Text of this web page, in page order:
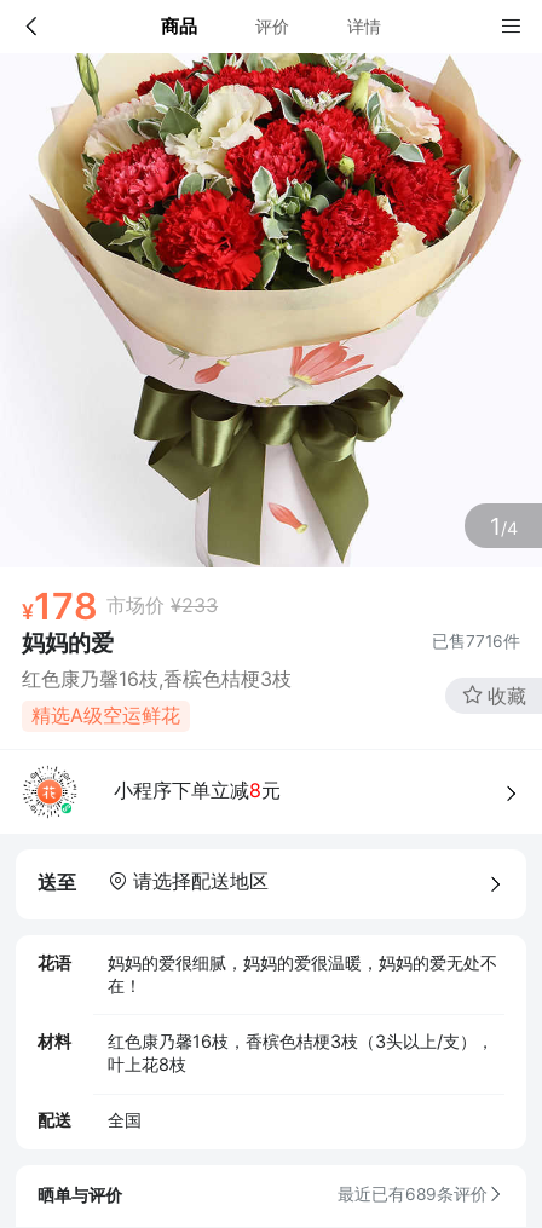
商品 评价 详情
1/4
178 市场价 ¥233
妈妈的爱 已售7716件
红色康乃馨16枝,香槟色桔梗3枝
精选A级空运鲜花
收藏
小程序下单立减8元
送至 请选择配送地区
花语
妈妈的爱很细腻，妈妈的爱很温暖，妈妈的爱无处不
在！
材料
红色康乃馨16枝，香槟色桔梗3枝（3头以上/支），
叶上花8枝
配送 全国
配送说明
确定
店铺信息
该地区暂无配送门店
确定
晒单与评价 最近已有689条评价